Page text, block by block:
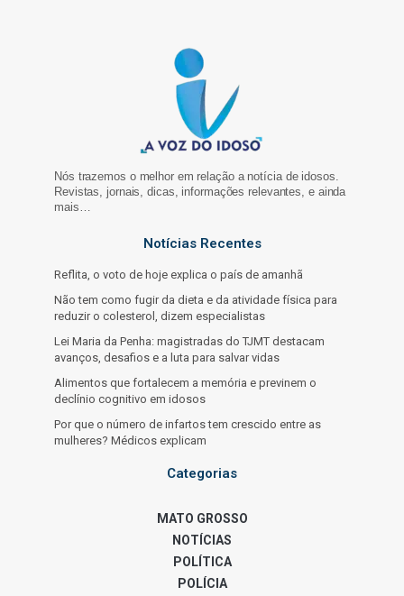
Nós trazemos o melhor em relação a notícia de idosos.
Revistas, jornais, dicas, informações relevantes, e ainda
mais…
Notícias Recentes
Reflita, o voto de hoje explica o país de amanhã
Não tem como fugir da dieta e da atividade física para
reduzir o colesterol, dizem especialistas
Lei Maria da Penha: magistradas do TJMT destacam
avanços, desafios e a luta para salvar vidas
Alimentos que fortalecem a memória e previnem o
declínio cognitivo em idosos
Por que o número de infartos tem crescido entre as
mulheres? Médicos explicam
Categorias
MATO GROSSO
NOTÍCIAS
POLÍTICA
POLÍCIA